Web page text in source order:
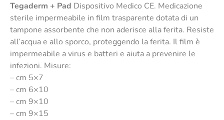
Tegaderm + Pad Dispositivo Medico CE. Medicazione
sterile impermeabile in film trasparente dotata di un
tampone assorbente che non aderisce alla ferita. Resiste
all’acqua e allo sporco, proteggendo la ferita. Il film è
impermeabile a virus e batteri e aiuta a prevenire le
infezioni. Misure:
– cm 5×7
– cm 6×10
– cm 9×10
– cm 9×15